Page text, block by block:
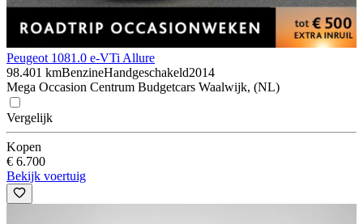
Peugeot 1081.0 e-VTi Allure
98.401 kmBenzineHandgeschakeld2014
Mega Occasion Centrum Budgetcars Waalwijk, (NL)
Vergelijk
Kopen
€ 6.700
Bekijk voertuig